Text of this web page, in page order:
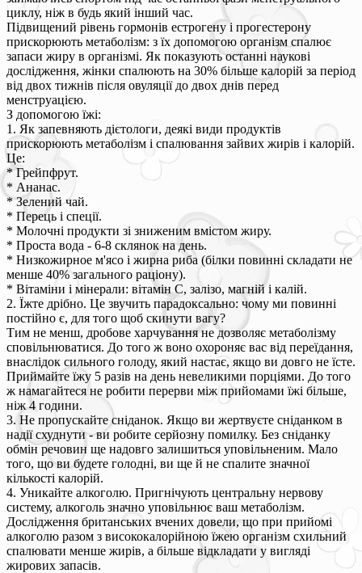
циклу, ніж в будь який інший час.
Підвищений рівень гормонів естрогену і прогестерону
прискорюють метаболізм: з їх допомогою організм спалює
запаси жиру в організмі. Як показують останні наукові
дослідження, жінки спалюють на 30% більше калорій за період
від двох тижнів після овуляції до двох днів перед
менструацією.
З допомогою їжі:
1. Як запевняють дієтологи, деякі види продуктів
прискорюють метаболізм і спалювання зайвих жирів і калорій.
Це:
* Грейпфрут.
* Ананас.
* Зелений чай.
* Перець і спеції.
* Молочні продукти зі зниженим вмістом жиру.
* Проста вода - 6-8 склянок на день.
* Низкожирное м'ясо і жирна риба (білки повинні складати не
менше 40% загального раціону).
* Вітаміни і мінерали: вітамін С, залізо, магній і калій.
2. Їжте дрібно. Це звучить парадоксально: чому ми повинні
постійно є, для того щоб скинути вагу?
Тим не менш, дробове харчування не дозволяє метаболізму
сповільнюватися. До того ж воно охороняє вас від переїдання,
внаслідок сильного голоду, який настає, якщо ви довго не їсте.
Приймайте їжу 5 разів на день невеликими порціями. До того
ж намагайтеся не робити перерви між прийомами їжі більше,
ніж 4 години.
3. Не пропускайте сніданок. Якщо ви жертвуєте сніданком в
надії схуднути - ви робите серйозну помилку. Без сніданку
обмін речовин ще надовго залишиться уповільненим. Мало
того, що ви будете голодні, ви ще й не спалите значної
кількості калорій.
4. Уникайте алкоголю. Пригнічують центральну нервову
систему, алкоголь значно уповільнює ваш метаболізм.
Дослідження британських вчених довели, що при прийомі
алкоголю разом з висококалорійною їжею організм схильний
спалювати менше жирів, а більше відкладати у вигляді
жирових запасів.